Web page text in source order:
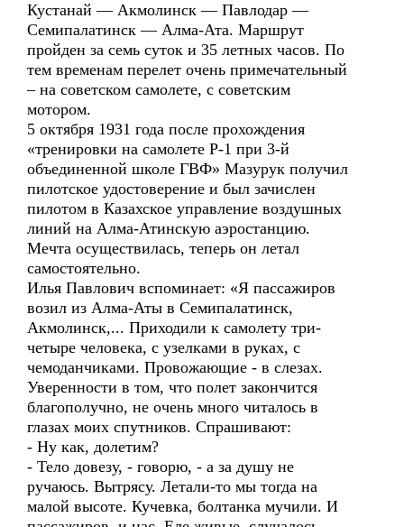
Кустанай — Акмолинск — Павлодар —
Семипалатинск — Алма-Ата. Маршрут
пройден за семь суток и 35 летных часов. По
тем временам перелет очень примечательный
– на советском самолете, с советским
мотором.
5 октября 1931 года после прохождения
«тренировки на самолете Р-1 при 3-й
объединенной школе ГВФ» Мазурук получил
пилотское удостоверение и был зачислен
пилотом в Казахское управление воздушных
линий на Алма-Атинскую аэростанцию.
Мечта осуществилась, теперь он летал
самостоятельно.
Илья Павлович вспоминает: «Я пассажиров
возил из Алма-Аты в Семипалатинск,
Акмолинск,... Приходили к самолету три-
четыре человека, с узелками в руках, с
чемоданчиками. Провожающие - в слезах.
Уверенности в том, что полет закончится
благополучно, не очень много читалось в
глазах моих спутников. Спрашивают:
- Ну как, долетим?
- Тело довезу, - говорю, - а за душу не
ручаюсь. Вытрясу. Летали-то мы тогда на
малой высоте. Кучевка, болтанка мучили. И